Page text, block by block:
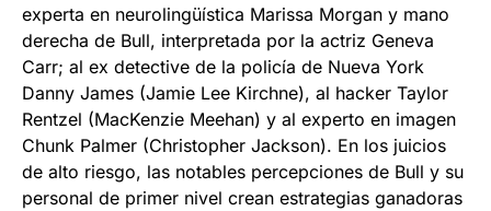
experta en neurolingüística Marissa Morgan y mano
derecha de Bull, interpretada por la actriz Geneva
Carr; al ex detective de la policía de Nueva York
Danny James (Jamie Lee Kirchne), al hacker Taylor
Rentzel (MacKenzie Meehan) y al experto en imagen
Chunk Palmer (Christopher Jackson). En los juicios
de alto riesgo, las notables percepciones de Bull y su
personal de primer nivel crean estrategias ganadoras